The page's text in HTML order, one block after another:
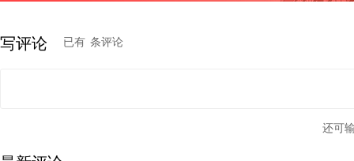
写评论 已有 条评论
还可